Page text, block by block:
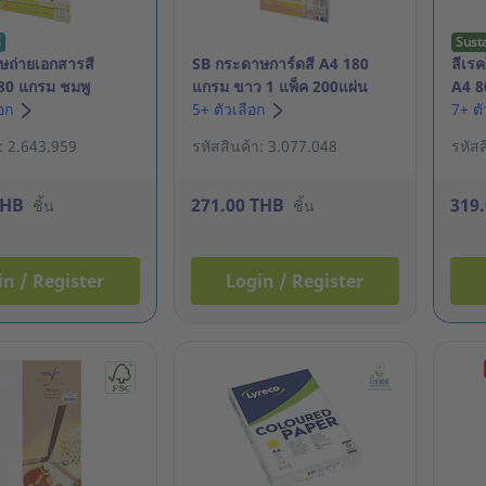
ถ่ายเอกสารสี
แกรม ชมพู
ก
ชิ้น
/ Register
SB กระดาษการ์ดสี A4 180
แกรม ขาว 1 แพ็ค 200แผ่น
5+ ตัวเลือก
รหัสสินค้า: 3.077.048
271.00 THB ชิ้น
Login / Register
ลีเร
A4
แผ่น
7+
รหัส